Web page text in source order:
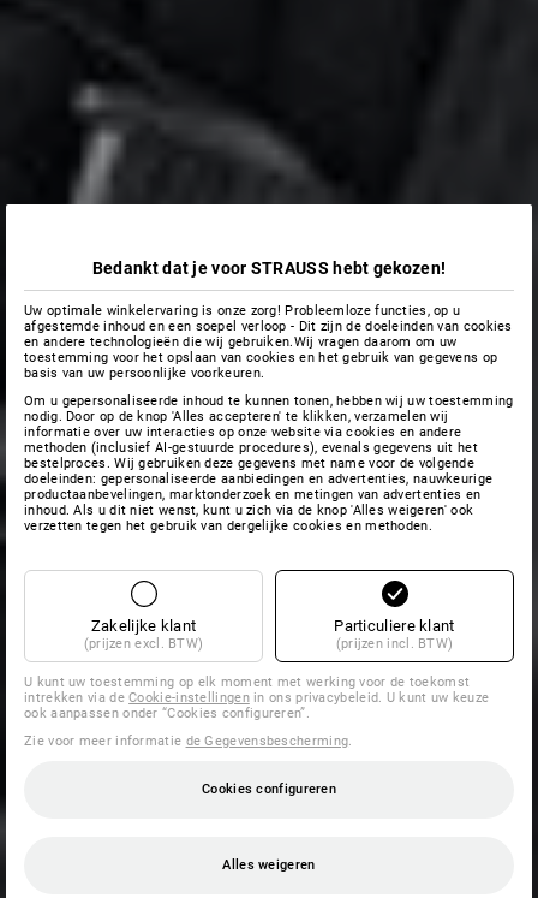
Bedankt dat je voor STRAUSS hebt gekozen!
Uw optimale winkelervaring is onze zorg! Probleemloze functies, op u
afgestemde inhoud en een soepel verloop - Dit zijn de doeleinden van cookies
en andere technologieën die wij gebruiken.Wij vragen daarom om uw
toestemming voor het opslaan van cookies en het gebruik van gegevens op
basis van uw persoonlijke voorkeuren.
Om u gepersonaliseerde inhoud te kunnen tonen, hebben wij uw toestemming
nodig. Door op de knop 'Alles accepteren' te klikken, verzamelen wij
informatie over uw interacties op onze website via cookies en andere
methoden (inclusief AI-gestuurde procedures), evenals gegevens uit het
bestelproces. Wij gebruiken deze gegevens met name voor de volgende
doeleinden: gepersonaliseerde aanbiedingen en advertenties, nauwkeurige
productaanbevelingen, marktonderzoek en metingen van advertenties en
inhoud. Als u dit niet wenst, kunt u zich via de knop 'Alles weigeren' ook
verzetten tegen het gebruik van dergelijke cookies en methoden.
Zakelijke klant
(prijzen excl. BTW)
Particuliere klant
(prijzen incl. BTW)
U kunt uw toestemming op elk moment met werking voor de toekomst
intrekken via deCookie-instellingenin ons privacybeleid. U kunt uw keuze
ook aanpassen onder “Cookies configureren”.
Zie voor meer informatie de Gegevensbescherming.
Cookies configureren
Alles weigeren